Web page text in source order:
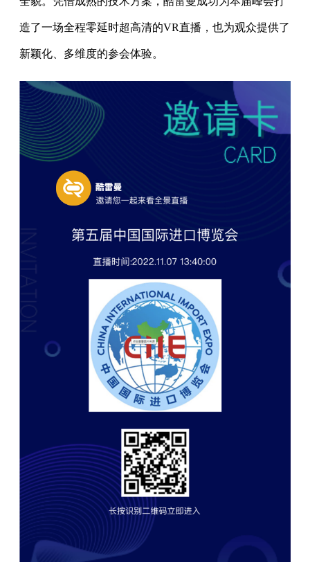
造了一场全程零延时超高清的VR直播，也为观众提供了
新颖化、多维度的参会体验。